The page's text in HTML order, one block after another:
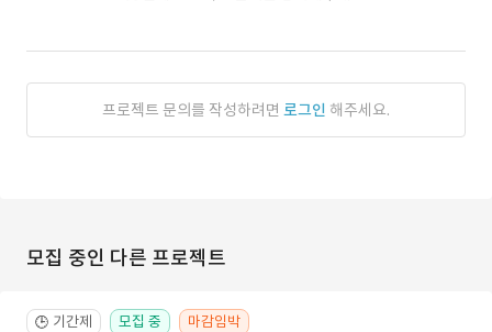
프로젝트 문의를 작성하려면 로그인 해주세요.
모집 중인 다른 프로젝트
🕒 기간제 모집 중 마감임박